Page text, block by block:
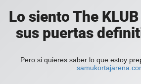
Lo siento The
sus puertas
Pero si quieres saber lo que estoy